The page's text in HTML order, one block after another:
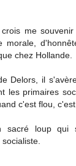
me
morale,
chez Hollande.
Delors, il
les primaires
c'est flou,
sacré loup qui